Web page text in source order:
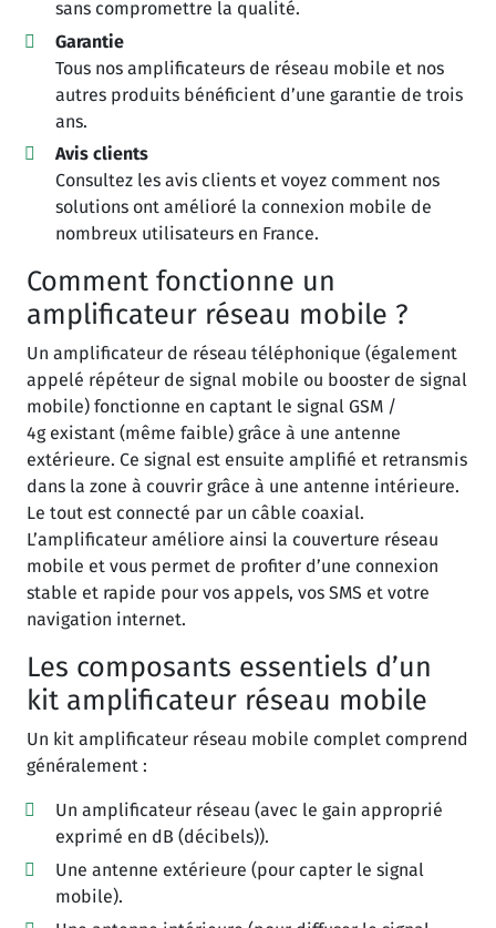
sans compromettre la qualité.
Garantie
Tous nos amplificateurs de réseau mobile et nos
autres produits bénéficient d’une garantie de trois
ans.
Avis clients
Consultez les avis clients et voyez comment nos
solutions ont amélioré la connexion mobile de
nombreux utilisateurs en France.
Comment fonctionne un
amplificateur réseau mobile ?
Un amplificateur de réseau téléphonique (également
appelé répéteur de signal mobile ou booster de signal
mobile) fonctionne en captant le signal GSM /
4g existant (même faible) grâce à une antenne
extérieure. Ce signal est ensuite amplifié et retransmis
dans la zone à couvrir grâce à une antenne intérieure.
Le tout est connecté par un câble coaxial.
L’amplificateur améliore ainsi la couverture réseau
mobile et vous permet de profiter d’une connexion
stable et rapide pour vos appels, vos SMS et votre
navigation internet.
Les composants essentiels d’un
kit amplificateur réseau mobile
Un kit amplificateur réseau mobile complet comprend
généralement :
Un amplificateur réseau (avec le gain approprié
exprimé en dB (décibels)).
Une antenne extérieure (pour capter le signal
mobile).